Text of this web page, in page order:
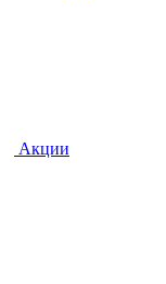
Акции